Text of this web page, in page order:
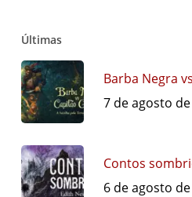
Últimas
Barba Negra
7 de agosto
Contos
6 de agosto